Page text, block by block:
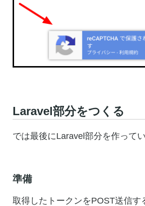
Laravel部分をつくる
では最後にLaravel部分を作って
準備
取得したトークンをPOST送信す